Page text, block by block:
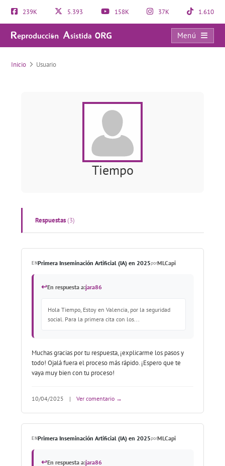
239K 5.393 158K 37K 1.610
Menú
Usuario
Inicio Usuario
Tiempo
Respuestas(3)
ENPrimera Inseminación Artificial (IA) en 2025porMLCapi
↩En respuesta a:jara86
Hola Tiempo, Estoy en Valencia, por la seguridad
social. Para la primera cita con los...
Muchas gracias por tu respuesta, ¡explicarme los pasos y
todo! Ojalá fuera el proceso más rápido. ¡Espero que te
vaya muy bien con tu proceso!
10/04/2025 | Ver comentario →
ENPrimera Inseminación Artificial (IA) en 2025porMLCapi
↩En respuesta a:jara86